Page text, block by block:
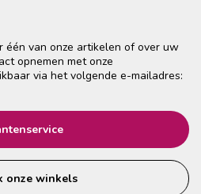
één van onze artikelen of over uw
opnemen met onze
via het volgende e-mailadres:
onze winkels